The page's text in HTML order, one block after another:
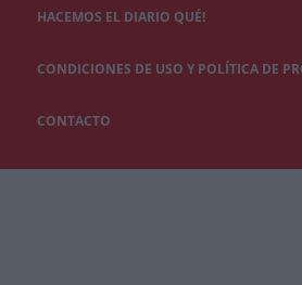
HACEMOS EL DIARIO QUÉ!
CONDICIONES DE USO Y POLÍTICA DE
CONTACTO